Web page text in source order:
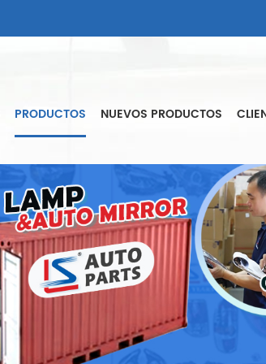
PRODUCTOS NUEVOS PRODUCTOS